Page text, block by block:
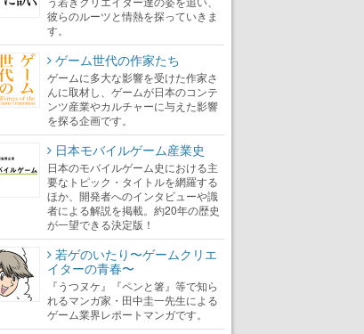
彼らのルーツと情熱を探っていきま
す。
ゲーム世代の作家たち
ゲームに多大な影響を受けた作家さ
んに取材し、ゲームが日本のコンテ
ンツ産業やカルチャーに与えた影響
を探る企画です。
日本モバイルゲーム産業史
日本のモバイルゲーム史における主
要なトピック・タイトルを網羅する
ほか、開発者へのインタビューや識
者による解説を掲載。約20年の歴史
が一望できる決定版！
若ゲのいたり〜ゲームクリエ
イターの青春〜
『うつヌケ』『ペンと箸』等で知ら
れるマンガ家・田中圭一先生による
ゲーム業界レポートマンガです。